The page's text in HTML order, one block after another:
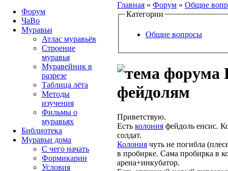
Главная » Форум » Общие
Категории
Общие вопросы
фейдолям
Приветствую.
Есть колония фейдоль енсис.
солдат.
Колония чуть не погибла
в пробирке. Сама пробирка в
арена+инкубатор.
Форум
ЧаВо
Муравьи
Атлас муравьёв
Строение
муравья
Муравейник в
разрезе
Таблица лёта
Методы
изучения
Фильмы о
муравьях
Библиотека
Муравьи дома
С чего начать
Формикарии
Условия